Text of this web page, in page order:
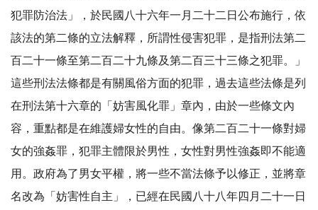
犯罪防治法」，於民國八十六年一月二十二日公布施行，依
該法的第二條的立法解釋，所謂性侵害犯罪，是指刑法第二
百二十一條至第二百二十九條及第二百三十三條之犯罪。」
這些刑法法條都是有關風俗方面的犯罪，過去這些法條是列
在刑法第十六章的「妨害風化罪」章內，由於一些條文內
容，重點都是在維護婦女性的自由。像第二百二十一條對婦
女的強姦罪，犯罪主體限於男性，女性對男性強姦即不能適
用。政府為了男女平權，將一些不當法條予以修正，並將章
名改為「妨害性自主」，已經在民國八十八年四月二十一日